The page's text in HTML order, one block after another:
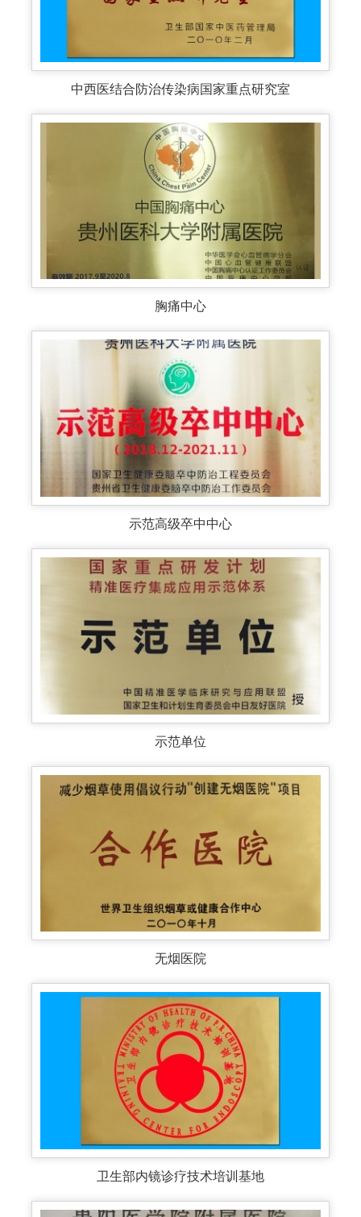
中西医结合防治传染病国家重点研究室
胸痛中心
示范高级卒中中心
示范单位
无烟医院
卫生部内镜诊疗技术培训基地